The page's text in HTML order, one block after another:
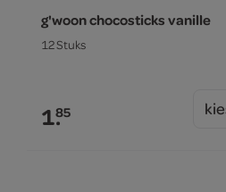
g'woon chocosticks vanille
12 Stuks
1.85